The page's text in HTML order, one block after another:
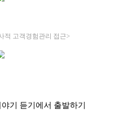
적 고객경험관리 접근>
기 듣기에서 출발하기